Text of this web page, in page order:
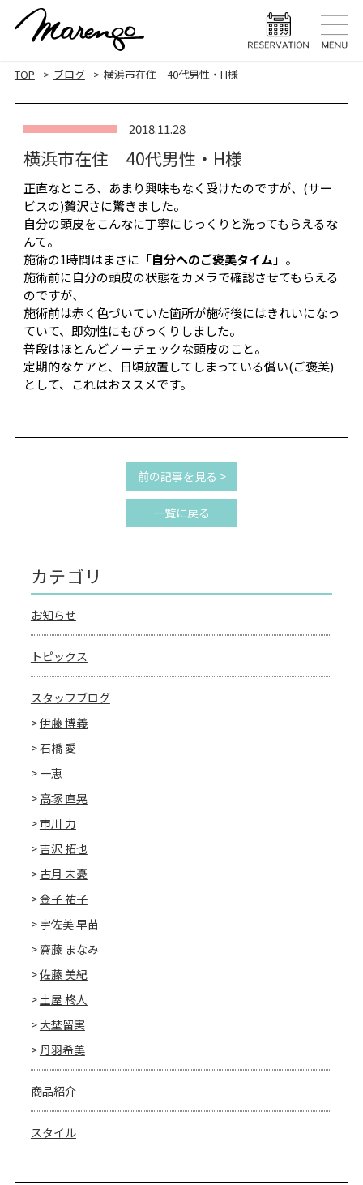
MENU メニュー
HEAD SPA
EYELASH
STAFF
BLOG
REVIEW レビュー
RECRUIT 採用情報
TOP ブログ 横浜市在住 40代男性・H様
2018.11.28
横浜市在住 40代男性・H様
正直なところ、あまり興味もなく受けたのですが、(サー
ビスの)贅沢さに驚きました。
自分の頭皮をこんなに丁寧にじっくりと洗ってもらえるな
んて。
施術の1時間はまさに「自分へのご褒美タイム 」。
施術前に自分の頭皮の状態をカメラで確認させてもらえる
のですが、
施術前は赤く色づいていた箇所が施術後にはきれいになっ
ていて、即効性にもびっくりしました。
普段はほとんどノーチェックな頭皮のこと。
定期的なケアと、日頃放置してしまっている償い(ご褒美)
として、これはおススメです。
一覧に戻る
前の記事を見る >
カテゴリ
お知らせ
トピックス
スタッフブログ
伊藤 博義
石橋 愛
一恵
高塚 直晃
市川 力
吉沢 拓也
古月 未憂
金子 祐子
宇佐美 早苗
齋藤 まなみ
佐藤 美紀
土屋 柊人
大埜留実
丹羽希美
商品紹介
スタイル